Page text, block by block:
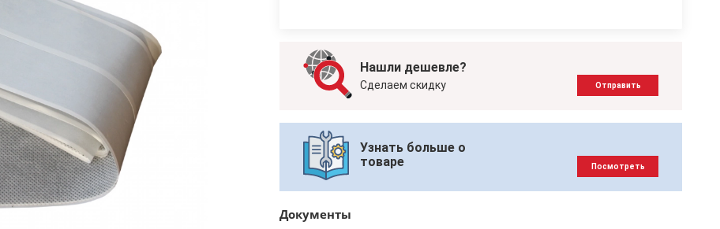
Нашли дешевле?
Сделаем скидку Отправить
Узнать больше о
товаре
Посмотреть
Документы